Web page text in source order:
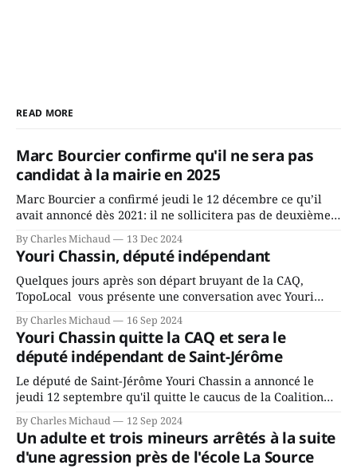
READ MORE
Marc Bourcier confirme qu'il ne sera pas
candidat à la mairie en 2025
Marc Bourcier a confirmé jeudi le 12 décembre ce qu’il
avait annoncé dès 2021: il ne sollicitera pas de deuxième
mandat à titre de maire de Saint-Jérôme. Bourcier en a
fait l’annonce en s’adressant aux employés de la ville,
rassemblés en soirée pour leur traditionnel souper
By Charles Michaud 13 Dec 2024
Youri Chassin, député indépendant
Quelques jours après son départ bruyant de la CAQ,
TopoLocal vous présente une conversation avec Youri
Chassin. Nous avons causé de sa décision. Y songeait-il
depuis longtemps? Sera-t-il candidat indépendant dans 2
ans? Joindrait-il un autre parti, par exemple les
conservateurs d’Éric Duhaime? Que lui
By Charles Michaud 16 Sep 2024
Youri Chassin quitte la CAQ et sera le
député indépendant de Saint-Jérôme
Le député de Saint-Jérôme Youri Chassin a annoncé le
jeudi 12 septembre qu'il quitte le caucus de la Coalition
Avenir Québec de François Legault parce qu'il est déçu du
gouvernement de la CAQ, surtout de son incapacité, qu'il
juge chronique, à offrir des
By Charles Michaud 12 Sep 2024
Un adulte et trois mineurs arrêtés à la suite
d'une agression près de l'école La Source